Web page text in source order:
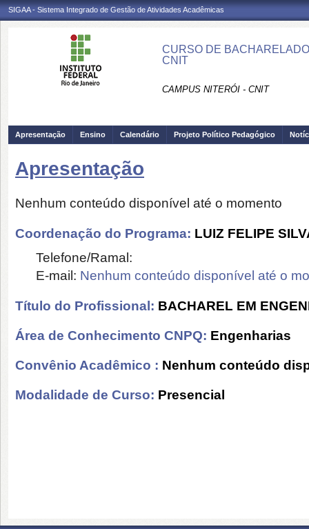
SIGAA - Sistema Integrado de Gestão de Atividades Acadêmicas
CURSO DE
CNIT
CAMPUS NITERÓI - CNIT
Apresentação Ensino Calendário Projeto Político Pedagógico
Apresentação
Nenhum conteúdo disponível até o momento
Coordenação do Programa: LUIZ FELIPE
Telefone/Ramal:
E-mail: Nenhum conteúdo disponível até o
Título do Profissional: BACHAREL EM
Área de Conhecimento CNPQ: Engenharias
Convênio Acadêmico : Nenhum conteúdo
Modalidade de Curso: Presencial